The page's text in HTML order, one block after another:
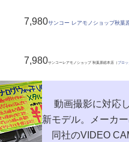
7,980サンコー レアモノショップ秋葉
7,980サンコーレアモノショップ 秋葉原総本店（ブロッ
動画撮影に対応
新モデル。メーカー
同社のVIDEO